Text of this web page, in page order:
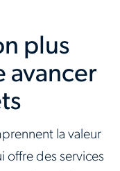
plus
avancer
la valeur
offre des services